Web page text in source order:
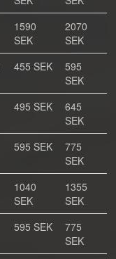
1590
SEK
2070
SEK
455 SEK
595
SEK
495 SEK
645
SEK
595 SEK
775
SEK
1040
SEK
1355
SEK
595 SEK
775
SEK